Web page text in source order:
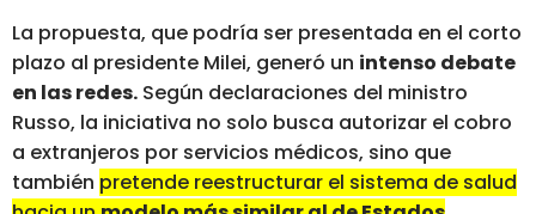
La propuesta, que podría ser presentada en el corto
plazo al presidente Milei, generó un intenso debate
en las redes. Según declaraciones del ministro
Russo, la iniciativa no solo busca autorizar el cobro
a extranjeros por servicios médicos, sino que
también pretende reestructurar el sistema de salud